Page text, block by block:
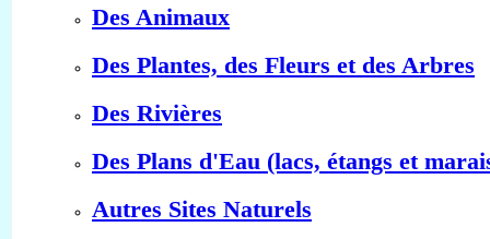
Des Animaux
Des Plantes, des Fleurs et des Arbres
Des Rivières
Des Plans d'Eau (lacs, étangs et
Autres Sites Naturels